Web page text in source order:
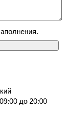
до 20:00